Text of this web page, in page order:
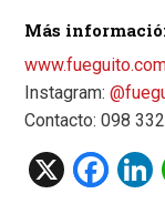
Más
Instagram:
Contacto: 098
X
F